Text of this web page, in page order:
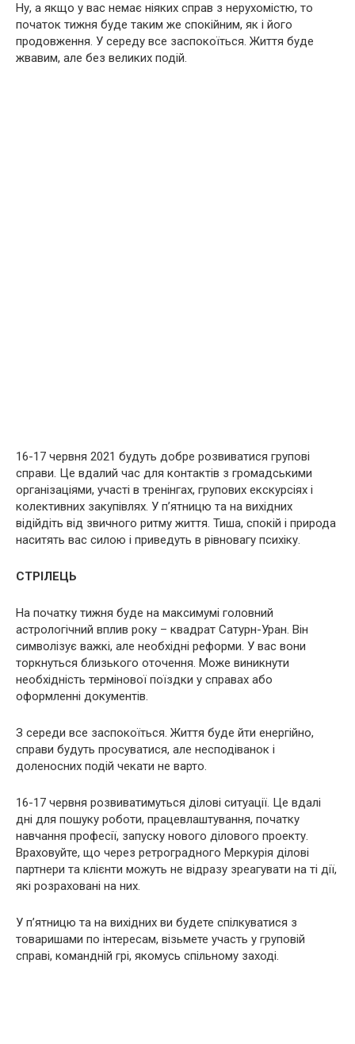
Ну, а якщо у вас немає ніяких справ з нерухомістю, то
початок тижня буде таким же спокійним, як і його
продовження. У середу все заспокоїться. Життя буде
жвавим, але без великих подій.
16-17 червня 2021 будуть добре розвиватися групові
справи. Це вдалий час для контактів з громадськими
організаціями, участі в тренінгах, групових екскурсіях і
колективних закупівлях. У п’ятницю та на вихідних
відійдіть від звичного ритму життя. Тиша, спокій і природа
наситять вас силою і приведуть в рівновагу психіку.
СТРІЛЕЦЬ
На початку тижня буде на максимумі головний
астрологічний вплив року – квадрат Сатурн-Уран. Він
символізує важкі, але необхідні реформи. У вас вони
торкнуться близького оточення. Може виникнути
необхідність термінової поїздки у справах або
оформленні документів.
З середи все заспокоїться. Життя буде йти енергійно,
справи будуть просуватися, але несподіванок і
доленосних подій чекати не варто.
16-17 червня розвиватимуться ділові ситуації. Це вдалі
дні для пошуку роботи, працевлаштування, початку
навчання професії, запуску нового ділового проекту.
Враховуйте, що через ретроградного Меркурія ділові
партнери та клієнти можуть не відразу зреагувати на ті дії,
які розраховані на них.
У п’ятницю та на вихідних ви будете спілкуватися з
товаришами по інтересам, візьмете участь у груповій
справі, командній грі, якомусь спільному заході.